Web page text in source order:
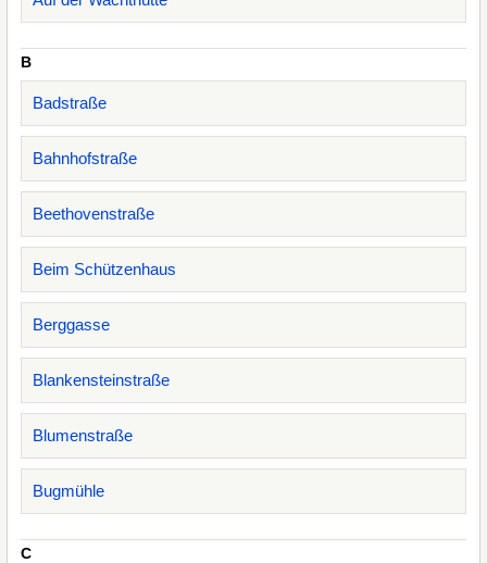
B
Badstraße
Bahnhofstraße
Beethovenstraße
Beim Schützenhaus
Berggasse
Blankensteinstraße
Blumenstraße
Bugmühle
C